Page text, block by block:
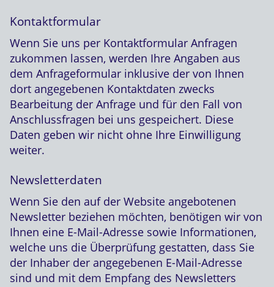
Kontaktformular
Wenn Sie uns per Kontaktformular Anfragen
zukommen lassen, werden Ihre Angaben aus
dem Anfrageformular inklusive der von Ihnen
dort angegebenen Kontaktdaten zwecks
Bearbeitung der Anfrage und für den Fall von
Anschlussfragen bei uns gespeichert. Diese
Daten geben wir nicht ohne Ihre Einwilligung
weiter.
Newsletterdaten
Wenn Sie den auf der Website angebotenen
Newsletter beziehen möchten, benötigen wir von
Ihnen eine E-Mail-Adresse sowie Informationen,
welche uns die Überprüfung gestatten, dass Sie
der Inhaber der angegebenen E-Mail-Adresse
sind und mit dem Empfang des Newsletters